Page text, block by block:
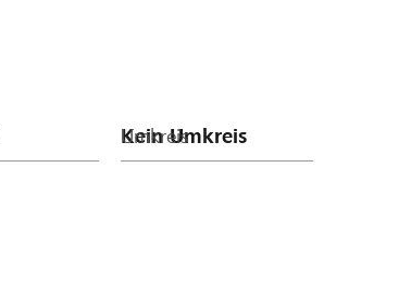
Umkreis